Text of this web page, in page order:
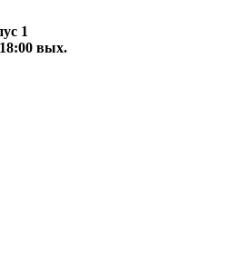
1
18:00 вых.